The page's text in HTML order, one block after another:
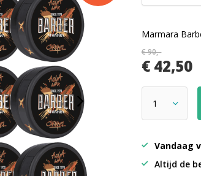
Marmara
€ 90,-
€ 42,50
Vandaag
Altijd de